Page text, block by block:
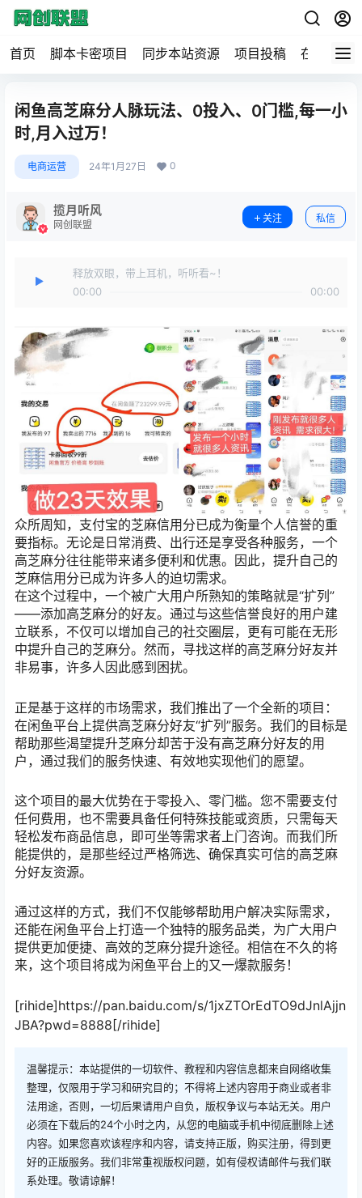
首页 脚本卡密项目 同步本站资源 项目投稿 在线工具
闲鱼高芝麻分人脉玩法、0投入、0门槛,每一小
时,月入过万！
电商运营 24年1月27日 0
揽月听风
网创联盟
关注 私信
释放双眼，带上耳机，听听看~！
00:00
00:00
众所周知，支付宝的芝麻信用分已成为衡量个人信誉的重
要指标。无论是日常消费、出行还是享受各种服务，一个
高芝麻分往往能带来诸多便利和优惠。因此，提升自己的
芝麻信用分已成为许多人的迫切需求。
在这个过程中，一个被广大用户所熟知的策略就是“扩列”
——添加高芝麻分的好友。通过与这些信誉良好的用户建
立联系，不仅可以增加自己的社交圈层，更有可能在无形
中提升自己的芝麻分。然而，寻找这样的高芝麻分好友并
非易事，许多人因此感到困扰。
正是基于这样的市场需求，我们推出了一个全新的项目：
在闲鱼平台上提供高芝麻分好友“扩列”服务。我们的目标是
帮助那些渴望提升芝麻分却苦于没有高芝麻分好友的用
户，通过我们的服务快速、有效地实现他们的愿望。
这个项目的最大优势在于零投入、零门槛。您不需要支付
任何费用，也不需要具备任何特殊技能或资质，只需每天
轻松发布商品信息，即可坐等需求者上门咨询。而我们所
能提供的，是那些经过严格筛选、确保真实可信的高芝麻
分好友资源。
通过这样的方式，我们不仅能够帮助用户解决实际需求，
还能在闲鱼平台上打造一个独特的服务品类，为广大用户
提供更加便捷、高效的芝麻分提升途径。相信在不久的将
来，这个项目将成为闲鱼平台上的又一爆款服务！
[rihide]https://pan.baidu.com/s/1jxZTOrEdTO9dJnlAjjn
JBA?pwd=8888[/rihide]
温馨提示：本站提供的一切软件、教程和内容信息都来自网络收集
整理，仅限用于学习和研究目的；不得将上述内容用于商业或者非
法用途，否则，一切后果请用户自负，版权争议与本站无关。用户
必须在下载后的24个小时之内，从您的电脑或手机中彻底删除上述
内容。如果您喜欢该程序和内容，请支持正版，购买注册，得到更
好的正版服务。我们非常重视版权问题，如有侵权请邮件与我们联
系处理。敬请谅解！